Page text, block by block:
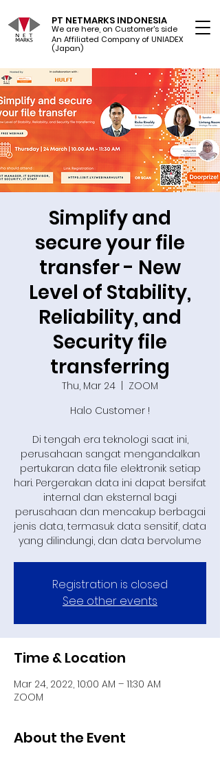
PT NETMARKS INDONESIA
We are here, on Customer's side
An Affiliated Company of UNIADEX Ltd.
(Japan)
Simplify and
secure your file
transfer - New
Level of Stability,
Reliability, and
Security file
transferring
Thu, Mar 24
ZOOM
Halo Customer !
Di tengah era teknologi saat ini,
perusahaan sangat mengandalkan
pertukaran data file elektronik setiap
hari. Pergerakan data ini dapat bersifat
internal dan eksternal bagi
perusahaan dan mencakup berbagai
jenis data, termasuk data sensitif, data
yang dilindungi, dan data bervolume
Registration is closed
See other events
Time & Location
Mar 24, 2022, 10:00 AM – 11:30 AM
ZOOM
About the Event